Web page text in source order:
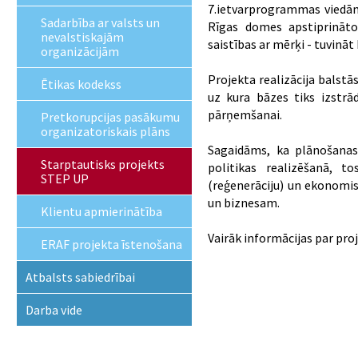
7.ietvarprogrammas
Rīgas domes
saistības ar mērķi - tuvināt
Projekta realizācija
uz kura bāzes tiks
pārņemšanai.
Sagaidāms, ka
politikas realizēšanā,
(reģenerāciju) un
un biznesam.
Vairāk informācijas par
Sadarbība ar valsts un
nevalstiskajām
organizācijām
Ētikas kodekss
Pretkorupcijas pasākumu
organizatoriskais plāns
Starptautisks projekts
STEP UP
Klientu apmierinātība
ERAF projekta īstenošana
Atbalsts sabiedrībai
Darba vide